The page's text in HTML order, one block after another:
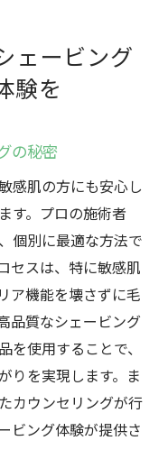
ェービング
験を
の秘密
感肌の方にも安心し
す。プロの施術者
個別に最適な方法で
セスは、特に敏感肌
ア機能を壊さずに毛
品質なシェービング
を使用することで、
りを実現します。ま
カウンセリングが行
ビング体験が提供さ